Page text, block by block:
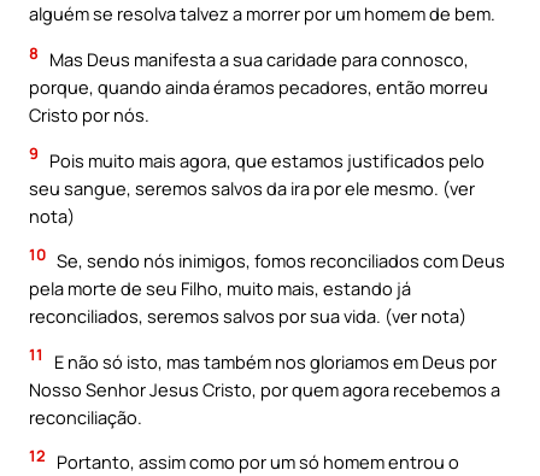
alguém se resolva talvez a morrer por um homem de bem.
8
Mas Deus manifesta a sua caridade para connosco,
porque, quando ainda éramos pecadores, então morreu
Cristo por nós.
9
Pois muito mais agora, que estamos justificados pelo
seu sangue, seremos salvos da ira por ele mesmo. (ver
nota)
10 Se, sendo nós inimigos, fomos reconciliados com Deus
pela morte de seu Filho, muito mais, estando já
reconciliados, seremos salvos por sua vida. (ver nota)
11
E não só isto, mas também nos gloriamos em Deus por
Nosso Senhor Jesus Cristo, por quem agora recebemos a
reconciliação.
12
Portanto, assim como por um só homem entrou o